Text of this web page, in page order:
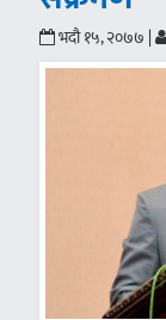
भदौ १५, २०७७ |